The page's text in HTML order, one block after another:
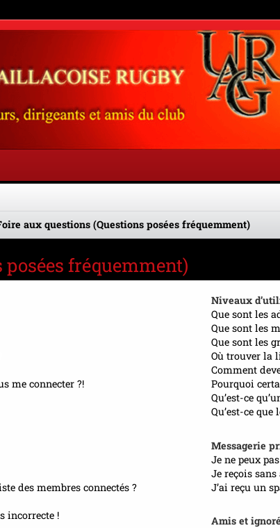
aux questions (Questions posées fréquemment)
fréquemment)
me connecter ?!
des membres connectés ?
incorrecte !
Niveaux
Que sont les
Que sont les
Que sont les
Où trouver la
Comment
Pourquoi
Qu’est-ce
Qu’est-ce que
Messagerie
Je ne peux
Je reçois
J’ai reçu un
Amis et